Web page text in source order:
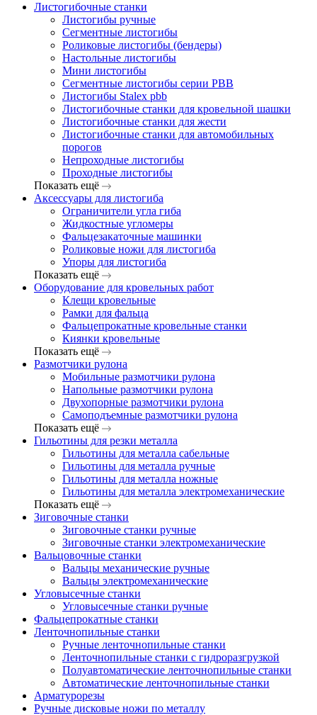
Листогибочные станки
Листогибы ручные
Сегментные листогибы
Роликовые листогибы (бендеры)
Настольные листогибы
Мини листогибы
Сегментные листогибы серии PBB
Листогибы Stalex pbb
Листогибочные станки для кровельной шашки
Листогибочные станки для жести
Листогибочные станки для автомобильных
порогов
Непроходные листогибы
Проходные листогибы
Показать ещё
Аксессуары для листогиба
Ограничители угла гиба
Жидкостные угломеры
Фальцезакаточные машинки
Роликовые ножи для листогиба
Упоры для листогиба
Показать ещё
Оборудование для кровельных работ
Клещи кровельные
Рамки для фальца
Фальцепрокатные кровельные станки
Киянки кровельные
Показать ещё
Размотчики рулона
Мобильные размотчики рулона
Напольные размотчики рулона
Двухопорные размотчики рулона
Самоподъемные размотчики рулона
Показать ещё
Гильотины для резки металла
Гильотины для металла сабельные
Гильотины для металла ручные
Гильотины для металла ножные
Гильотины для металла электромеханические
Показать ещё
Зиговочные станки
Зиговочные станки ручные
Зиговочные станки электромеханические
Вальцовочные станки
Вальцы механические ручные
Вальцы электромеханические
Угловысечные станки
Угловысечные станки ручные
Фальцепрокатные станки
Ленточнопильные станки
Ручные ленточнопильные станки
Ленточнопильные станки с гидроразгрузкой
Полуавтоматические ленточнопильные станки
Автоматические ленточнопильные станки
Арматурорезы
Ручные дисковые ножи по металлу